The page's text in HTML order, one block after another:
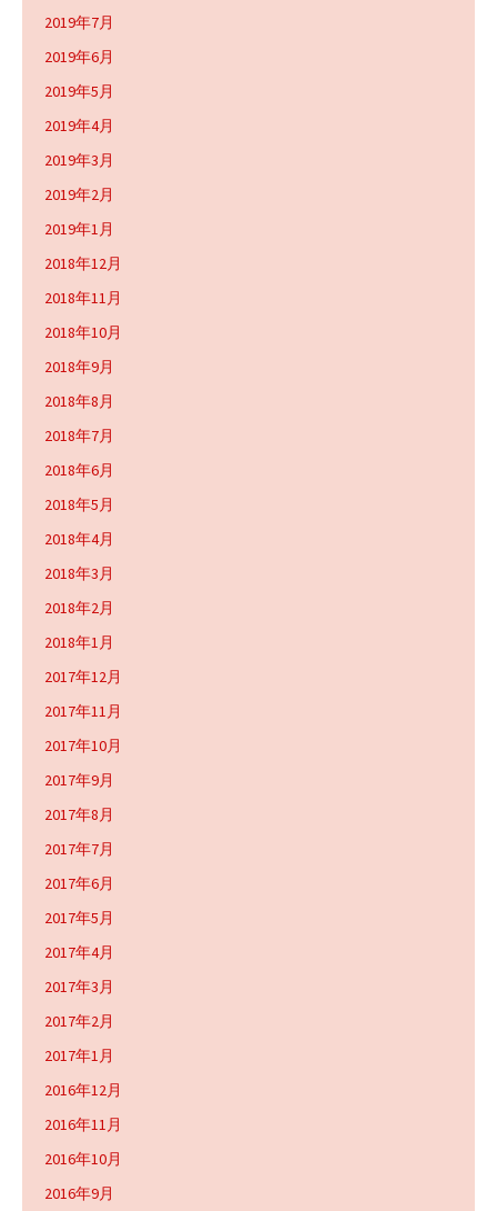
2019年7月
2019年6月
2019年5月
2019年4月
2019年3月
2019年2月
2019年1月
2018年12月
2018年11月
2018年10月
2018年9月
2018年8月
2018年7月
2018年6月
2018年5月
2018年4月
2018年3月
2018年2月
2018年1月
2017年12月
2017年11月
2017年10月
2017年9月
2017年8月
2017年7月
2017年6月
2017年5月
2017年4月
2017年3月
2017年2月
2017年1月
2016年12月
2016年11月
2016年10月
2016年9月